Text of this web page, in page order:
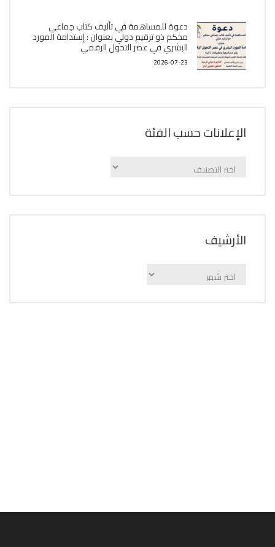
دعوة للمساهمة في تأليف كتاب جماعي
محكم ذو ترقيم دولي بعنوان : إستدامة المورد
البشري في عصر التحول الرقمي
2026-07-23
الإعلانات حسب الفئة
الإعلانات
اﻷرشيف
اﻷرشيف